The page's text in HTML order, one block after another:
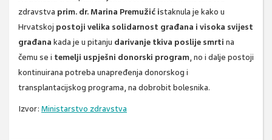
zdravstva prim. dr. Marina Premužić istaknula je kako u
Hrvatskoj postoji velika solidarnost građana i visoka svijest
građana kada je u pitanju darivanje tkiva poslije smrti na
čemu se i temelji uspješni donorski program, no i dalje postoji
kontinuirana potreba unapređenja donorskog i
transplantacijskog programa, na dobrobit bolesnika.
Izvor: Ministarstvo zdravstva